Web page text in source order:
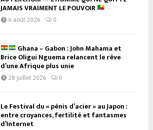
JAMAIS VRAIMENT LE POUVOIR
6 août 2026 0
Ghana – Gabon : John Mahama et
Brice Oligui Nguema relancent le rêve
d’une Afrique plus unie
28 juillet 2026 0
Le Festival du « pénis d’acier » au Japon :
entre croyances, fertilité et fantasmes
d’Internet